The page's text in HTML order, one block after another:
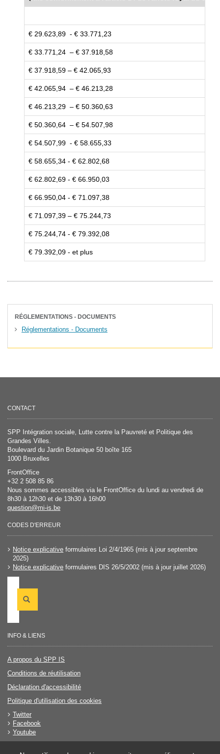
€ 29.623,89 - € 33.771,23
€ 33.771,24 – € 37.918,58
€ 37.918,59 – € 42.065,93
€ 42.065,94 – € 46.213,28
€ 46.213,29 – € 50.360,63
€ 50.360,64 – € 54.507,98
€ 54.507,99 - € 58.655,33
€ 58.655,34 - € 62.802,68
€ 62.802,69 - € 66.950,03
€ 66.950,04 - € 71.097,38
€ 71.097,39 – € 75.244,73
€ 75.244,74 - € 79.392,08
€ 79.392,09 - et plus
RÉGLEMENTATIONS - DOCUMENTS
Réglementations - Documents
CONTACT
SPP Intégration sociale, Lutte contre la Pauvreté et Politique des
Grandes Villes.
Boulevard du Jardin Botanique 50 boîte 165
1000 Bruxelles
FrontOffice
+32 2 508 85 86
Nous sommes accessibles via le FrontOffice du lundi au vendredi de
8h30 à 12h30 et de 13h30 à 16h00
question@mi-is.be
CODES D'ERREUR
Notice explicative formulaires Loi 2/4/1965 (mis à jour septembre
2025)
Notice explicative formulaires DIS 26/5/2002 (mis à jour juillet 2026)
Search
INFO & LIENS
A propos du SPP IS
Conditions de réutilisation
Déclaration d'accessibilité
Politique d'utilisation des cookies
Twitter
Facebook
Youtube